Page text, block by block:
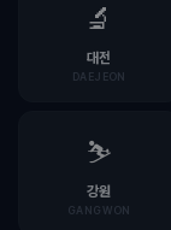
🔬
대전
DAEJEON
⛷️
강원
GANGWON